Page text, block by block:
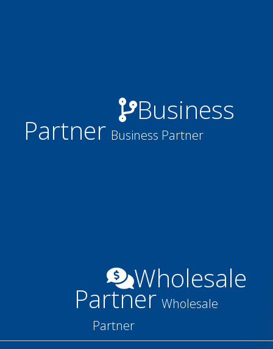
Business
Partner Business Partner
Wholesale
Partner Wholesale
Partner